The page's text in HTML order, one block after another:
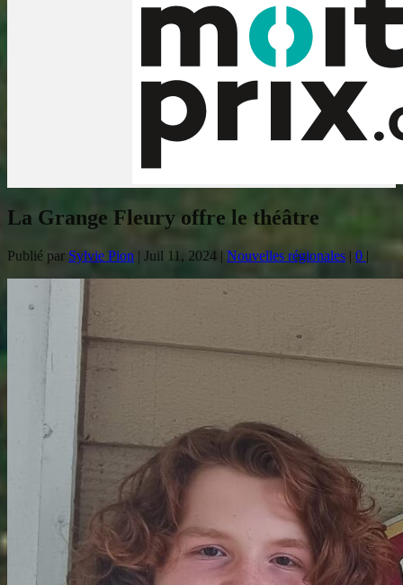
La Grange Fleury offre le théâtre
Publié par Sylvie Pion | Juil 11, 2024 | Nouvelles régionales | 0 |